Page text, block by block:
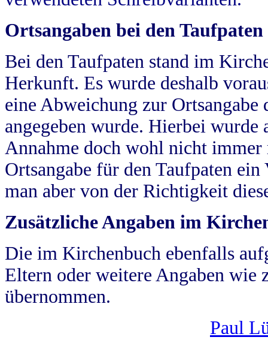
Ortsangaben bei den Taufpaten
Bei den Taufpaten stand im
Herkunft. Es wurde deshalb
eine Abweichung zur
angegeben wurde. Hierbei wurde
Annahme doch wohl nicht
Ortsangabe für den Taufpaten
man aber von der Richtigkeit
Zusätzliche Angaben im
Die im Kirchenbuch ebenfalls
Eltern oder weitere Angaben wie
übernommen.
Paul